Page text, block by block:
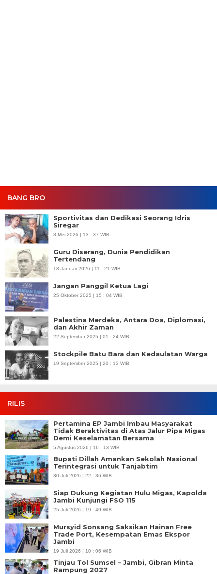
BANG BRO
Sportivitas dan Dedikasi Seorang Idris
Siregar
8 Mei 2026 | 13 : 37 WIB
Guru Diserang, Dunia Pendidikan
Tertendang
18 Januari 2026 | 11 : 21 WIB
Jangan Panggil Ketua Lagi
25 Oktober 2025 | 15 : 04 WIB
Palestina Merdeka, Antara Doa, Diplomasi,
dan Akhir Zaman
22 September 2025 | 01 : 24 WIB
Stockpile Batu Bara dan Kedaulatan Warga
19 September 2025 | 20 : 13 WIB
RILIS
Pertamina EP Jambi Imbau Masyarakat
Tidak Beraktivitas di Atas Jalur Pipa Migas
Demi Keselamatan Bersama
5 Agustus 2026 | 16 : 13 WIB
Bupati Dillah Amankan Sekolah Nasional
Terintegrasi untuk Tanjabtim
30 Juli 2026 | 22 : 36 WIB
Siap Dukung Kegiatan Hulu Migas, Kapolda
Jambi Kunjungi FSO 115
25 Juli 2026 | 19 : 49 WIB
Mursyid Sonsang Saksikan Hainan Free
Trade Port, Kesempatan Emas Ekspor
Jambi
19 Juli 2026 | 10 : 06 WIB
Tinjau Tol Sumsel – Jambi, Gibran Minta
Rampung 2027